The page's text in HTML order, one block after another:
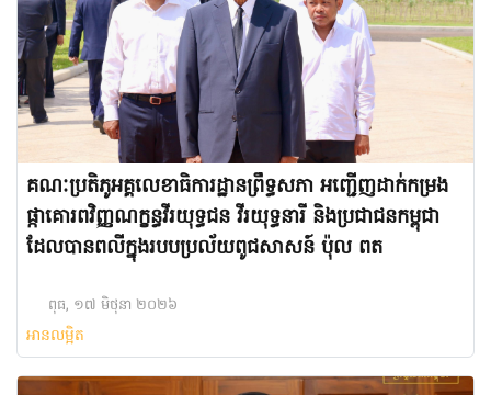
គណៈប្រតិភូអគ្គលេខាធិការដ្ឋានព្រឹទ្ធសភា អញ្ជើញដាក់កម្រង
ផ្កាគោរពវិញ្ញណក្ខន្ធវីរយុទ្ធជន វីរយុទ្ធនារី និងប្រជាជនកម្ពុជា
ដែលបានពលីក្នុងរបបប្រល័យពូជសាសន៍ ប៉ុល ពត
ពុធ, ១៧ មិថុនា ២០២៦
អានលម្អិត